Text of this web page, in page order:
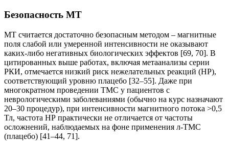
Безопасность МТ
МТ считается достаточно безопасным методом – магнитные
поля слабой или умеренной интенсивности не оказывают
каких-либо негативных биологических эффектов [69, 70]. В
цитированных выше работах, включая метаанализы серии
РКИ, отмечается низкий риск нежелательных реакций (НР),
соответствующий уровню плацебо [32–55]. Даже при
многократном проведении ТМС у пациентов с
неврологическими заболеваниями (обычно на курс назначают
20–30 процедур), при интенсивности магнитного потока >0,5
Тл, частота НР практически не отличается от частоты
осложнений, наблюдаемых на фоне применения л-ТМС
(плацебо) [41–44, 71].